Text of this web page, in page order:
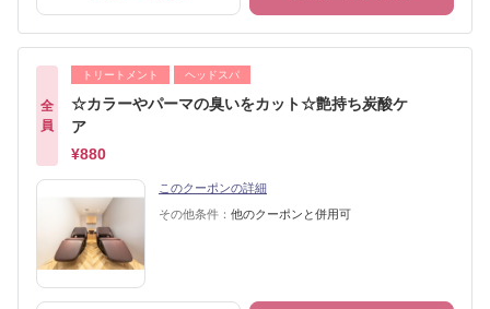
全
員
トリートメント ヘッドスパ
☆カラーやパーマの臭いをカット☆艶持ち炭酸ケ
ア
¥880
このクーポンの詳細
その他条件： 他のクーポンと併用可